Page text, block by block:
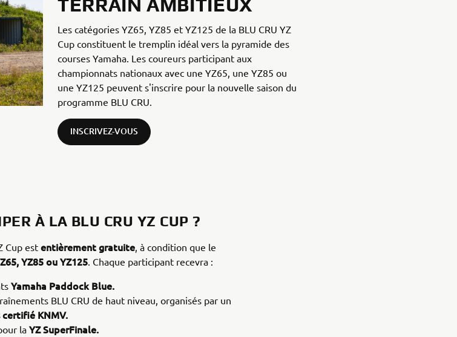
TERRAIN AMBITIEUX
Les catégories YZ65, YZ85 et YZ125 de la BLU CRU YZ
Cup constituent le tremplin idéal vers la pyramide des
courses Yamaha. Les coureurs participant aux
championnats nationaux avec une YZ65, une YZ85 ou
une YZ125 peuvent s'inscrire pour la nouvelle saison du
programme BLU CRU.
INSCRIVEZ-VOUS
À LA BLU CRU YZ CUP ?
Cup est entièrement gratuite, à condition que le
YZ85 ou YZ125. Chaque participant recevra :
Yamaha Paddock Blue.
BLU CRU de haut niveau, organisés par un
KNMV.
laYZ SuperFinale.